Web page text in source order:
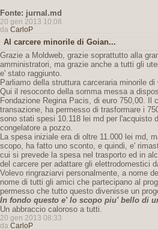
Fonte: jurnal.md
20 gen 2013 10:08
da CarloP
Al carcere minorile di Goian...
Grazie a Moldweb, grazie soprattutto alla
amministratori, ma grazie anche a tutti gli
e' stato raggiunto.
Parliamo della struttura carceraria minorile di
Qui il resoconto della somma messa a
Fondazione Regina Pacis, di euro 750,00. Il
transazione, ha permesso di trasformare i
sono stati spesi 10.118 lei md per l'acquisto
congelatore a pozzo.
La spesa iniziale era di oltre 11.000 lei md,
scopo, ha fatto uno sconto, e quindi, e'
cui si prevede la spesa nel trasporto ed in
del carcere per adattare gli elettrodomestici
Volevo ringraziarvi personalmente, a nome
nome di tutti gli amici che partecipano al
permesso che tutto questo divenisse un
In fondo questo e' lo scopo piu' bello di
Un abbraccio caloroso a tutti.
20 gen 2013 08:33
da CarloP